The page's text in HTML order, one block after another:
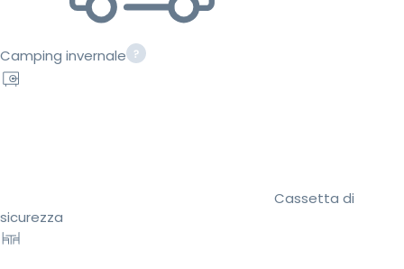
Camping invernale
Cassetta di
sicurezza